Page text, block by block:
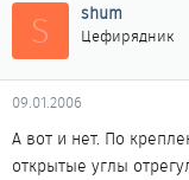
S shum
Цефирядник
09.01.2006
А вот и нет. По
открытые углы